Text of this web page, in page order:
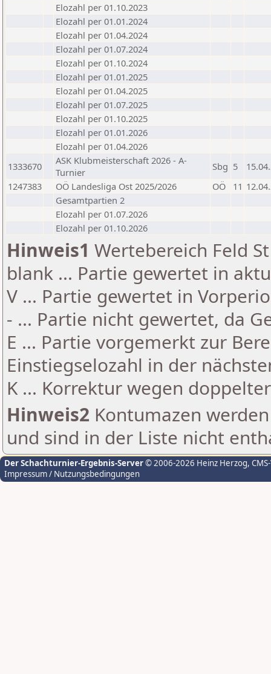
Elozahl per 01.10.2023
Elozahl per 01.01.2024
Elozahl per 01.04.2024
Elozahl per 01.07.2024
Elozahl per 01.10.2024
Elozahl per 01.01.2025
Elozahl per 01.04.2025
Elozahl per 01.07.2025
Elozahl per 01.10.2025
Elozahl per 01.01.2026
Elozahl per 01.04.2026
1333670
ASK Klubmeisterschaft 2026 - A-
Turnier
Sbg 5
1247383
OÖ Landesliga Ost 2025/2026 OÖ 11
Gesamtpartien 2
Elozahl per 01.07.2026
Elozahl per 01.10.2026
Hinweis1 Wertebereich Feld
blank ... Partie gewertet in
V ... Partie gewertet in
- ... Partie nicht gewertet, da
E ... Partie vorgemerkt zur
Einstiegselozahl in der
K ... Korrektur wegen
Hinweis2 Kontumazen
und sind in der Liste nicht
Der Schachturnier-Ergebnis-Server© 2006-2026 Heinz Herzog,
Impressum / Nutzungsbedingungen